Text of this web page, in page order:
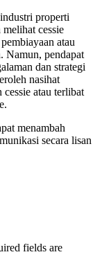
properti
cessie
atau
Namun, pendapat
dan strategi
nasihat
atau terlibat
menambah
secara lisan
fields are